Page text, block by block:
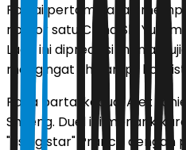
Partai pertama akan
nomor satu China Shi Yuqi
Laga ini diprediksi menjadi
mengingat Shi tampil
Pada partai kedua, Alex
Shifeng. Duel ini menarik
"rising star" Prancis dengan